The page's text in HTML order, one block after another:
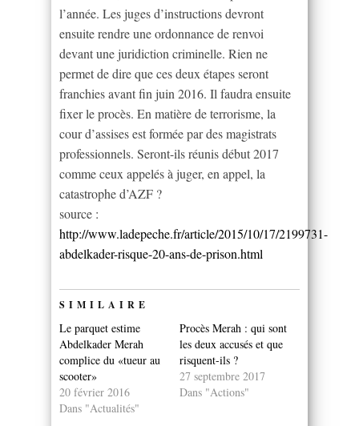
l’année. Les juges d’instructions devront
ensuite rendre une ordonnance de renvoi
devant une juridiction criminelle. Rien ne
permet de dire que ces deux étapes seront
franchies avant fin juin 2016. Il faudra ensuite
fixer le procès. En matière de terrorisme, la
cour d’assises est formée par des magistrats
professionnels. Seront-ils réunis début 2017
comme ceux appelés à juger, en appel, la
catastrophe d’AZF ?
source :
http://www.ladepeche.fr/article/2015/10/17/2199731-
abdelkader-risque-20-ans-de-prison.html
SIMILAIRE
Le parquet estime
Abdelkader Merah
complice du «tueur au
scooter»
20 février 2016
Dans "Actualités"
Procès Merah : qui sont
les deux accusés et que
risquent-ils ?
27 septembre 2017
Dans "Actions"